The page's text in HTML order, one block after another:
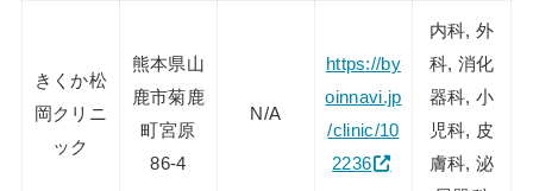
きくか松
岡クリニ
ック
熊本県山
鹿市菊鹿
町宮原
86-4
N/A
https://by
oinnavi.jp
/clinic/10
2236
内科, 外
科, 消化
器科, 小
児科, 皮
膚科, 泌